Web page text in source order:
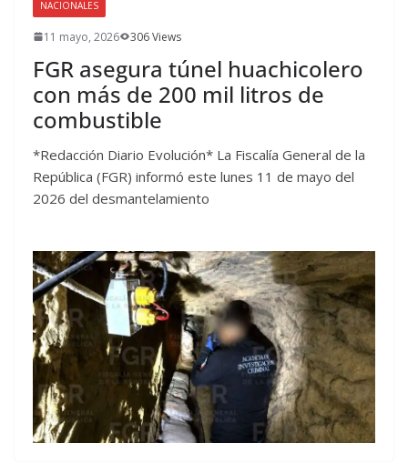
NACIONALES
11 mayo, 2026 306 Views
FGR asegura túnel huachicolero
con más de 200 mil litros de
combustible
*Redacción Diario Evolución* La Fiscalía General de la
República (FGR) informó este lunes 11 de mayo del
2026 del desmantelamiento